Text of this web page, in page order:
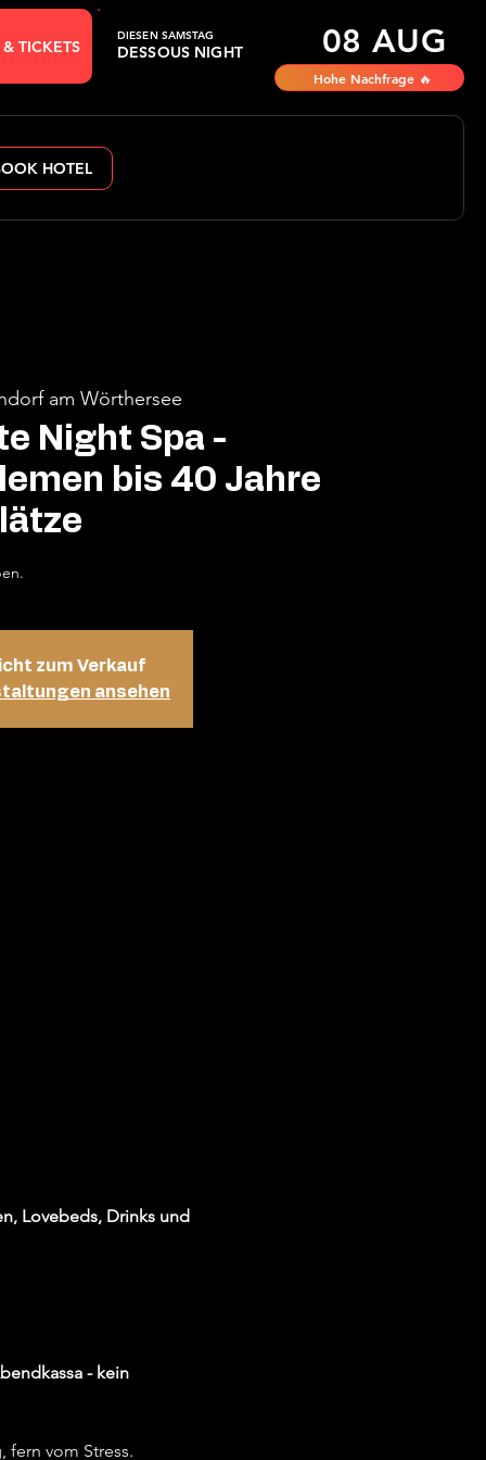
TICKETS DESSOUS NIGHT 08 AUG
DIESEN SAMSTAG
Hohe Nachfrage 🔥
HOTEL
am Wörthersee
Night Spa -
bis 40 Jahre
zum Verkauf
ansehen
Lovebeds, Drinks und
- kein
fern vom Stress.